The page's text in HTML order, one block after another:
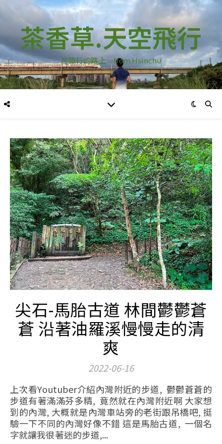
茶香草.天空飛行
在旅行的路上…from Hsinchu
尖石-馬胎古道 林間鬱鬱蒼
蒼 沿著油羅溪慢慢走的清
爽
2022-06-16
上次看Youtuber介紹內灣附近的步道, 鬱鬱蒼蒼的
步道有著滿滿芬多精, 竟然就在內灣附近啊 大家想
到的內灣, 大概就是內灣車站旁的老街跟吊橋吧, 挺
驗一下不同的內灣好像不錯 這是馬胎古道, 一個名
字就讓我很著迷的步道,...